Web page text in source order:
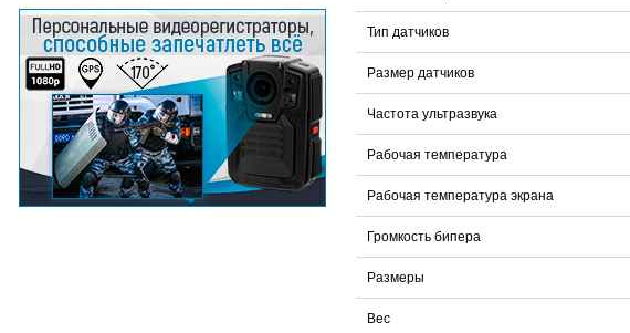
Тип датчиков
Размер датчиков
Частота ультразвука
Рабочая температура
Рабочая температура экрана
Громкость бипера
Размеры
Вес